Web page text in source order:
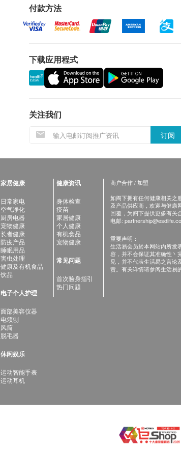
付款方法
下载应用程式
关注我们
订阅
家居健康
日常家电
空气净化
厨房电器
宠物健康
长者健康
防疫产品
睡眠用品
害虫处理
健康及有机食品
饮品
电子个人护理
面部美容仪器
电须刨
风筒
脱毛器
休闲娱乐
运动智能手表
运动耳机
健康资讯
身体检查
疫苗
家居健康
个人健康
有机食品
宠物健康
常见问题
首次验身指引
热门问题
商户合作 / 加盟
如阁下拥有任何健康相关之
及产品供应商，欢迎与健康
回覆，为阁下提供更多有关
电邮:
重要声明：
生活易会员於本网站内所发
容，并不会保证其准确性丶
见，并不代表生活易之言论
责。有关详情请参阅生活易